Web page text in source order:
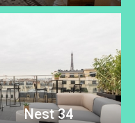
Nest 34